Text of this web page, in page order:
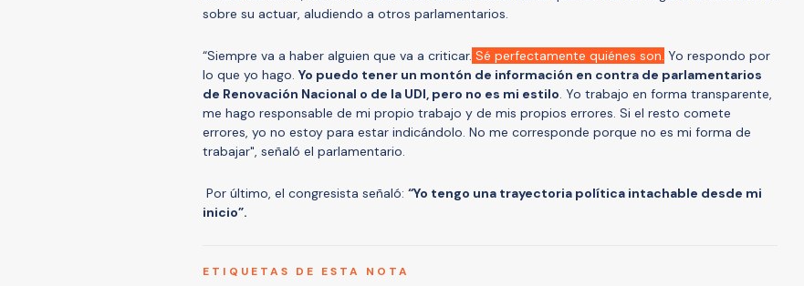
sobre su actuar, aludiendo a otros parlamentarios.
“Siempre va a haber alguien que va a criticar. Sé perfectamente quiénes son. Yo respondo por
lo que yo hago. Yo puedo tener un montón de información en contra de parlamentarios
de Renovación Nacional o de la UDI, pero no es mi estilo. Yo trabajo en forma transparente,
me hago responsable de mi propio trabajo y de mis propios errores. Si el resto comete
errores, yo no estoy para estar indicándolo. No me corresponde porque no es mi forma de
trabajar", señaló el parlamentario.
Por último, el congresista señaló: “Yo tengo una trayectoria política intachable desde mi
inicio”.
ETIQUETAS DE ESTA NOTA